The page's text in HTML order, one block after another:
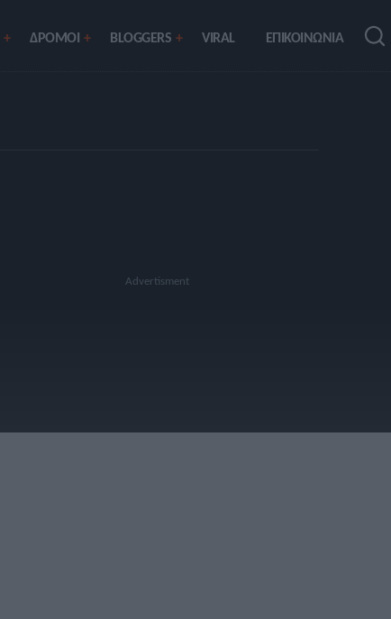
ΔΡΟΜΟΙ BLOGGERS VIRAL ΕΠΙΚΟΙΝΩΝΙΑ